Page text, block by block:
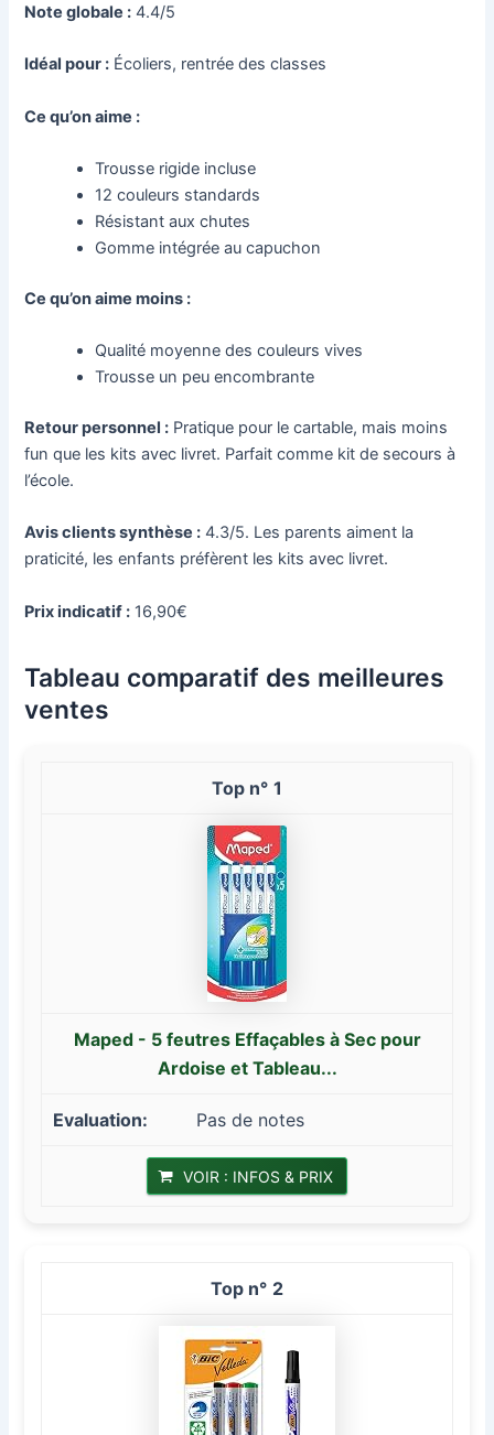
Note globale : 4.4/5
Idéal pour : Écoliers, rentrée des classes
Ce qu’on aime :
Trousse rigide incluse
12 couleurs standards
Résistant aux chutes
Gomme intégrée au capuchon
Ce qu’on aime moins :
Qualité moyenne des couleurs vives
Trousse un peu encombrante
Retour personnel : Pratique pour le cartable, mais moins
fun que les kits avec livret. Parfait comme kit de secours à
l’école.
Avis clients synthèse : 4.3/5. Les parents aiment la
praticité, les enfants préfèrent les kits avec livret.
Prix indicatif : 16,90€
Tableau comparatif des meilleures
ventes
1
Maped - 5 feutres Effaçables à Sec pour
Ardoise et Tableau...
Pas de notes
VOIR : INFOS & PRIX
2